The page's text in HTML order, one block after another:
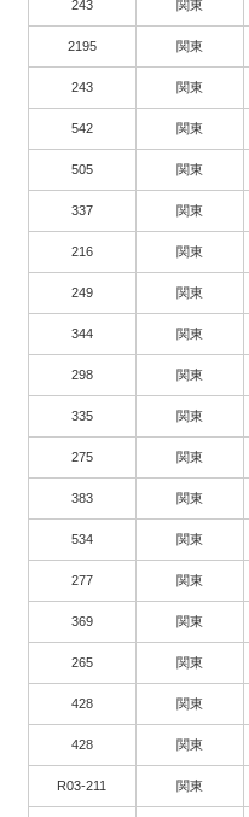
243 関東
2195 関東
243 関東
542 関東
505 関東
337 関東
216 関東
249 関東
344 関東
298 関東
335 関東
275 関東
383 関東
534 関東
277 関東
369 関東
265 関東
428 関東
428 関東
R03-211 関東